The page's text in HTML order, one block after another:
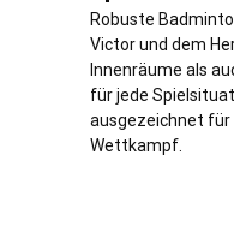
Robuste
Victor und dem
Innenräume als
für jede
ausgezeichnet für
Wettkampf.